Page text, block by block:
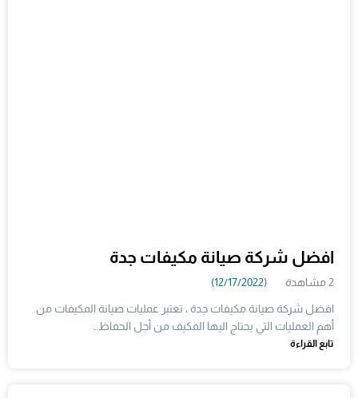
افضل شركة صيانة مكيفات جدة
2 مشاهدة (12/17/2022)
افضل شركة صيانة مكيفات جدة ، تعتبر عمليات صيانة المكيفات من
أهم العمليات التي يحتاج اليها المكيف من أجل الحفاظ…
تابع القراءة